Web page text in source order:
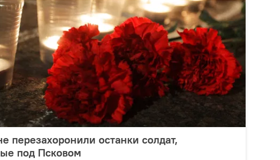
перезахоронили останки солдат,
под Псковом